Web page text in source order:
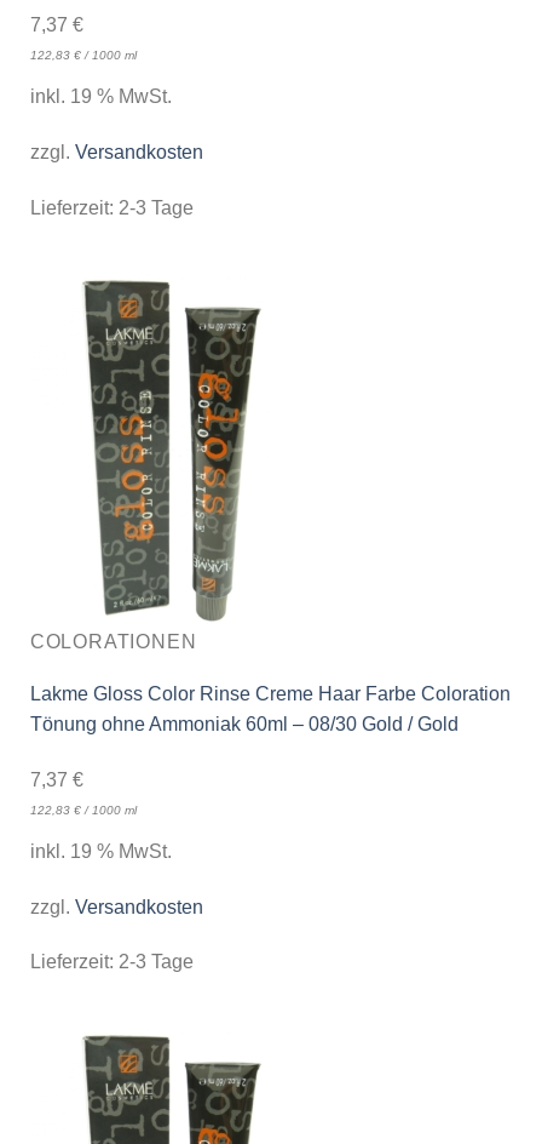
7,37 €
122,83 €/1000 ml
inkl. 19 % MwSt.
zzgl. Versandkosten
Lieferzeit: 2-3 Tage
COLORATIONEN
Lakme Gloss Color Rinse Creme Haar Farbe Coloration
Tönung ohne Ammoniak 60ml – 08/30 Gold / Gold
7,37 €
122,83 €/ 1000 ml
inkl. 19 % MwSt.
zzgl. Versandkosten
Lieferzeit: 2-3 Tage